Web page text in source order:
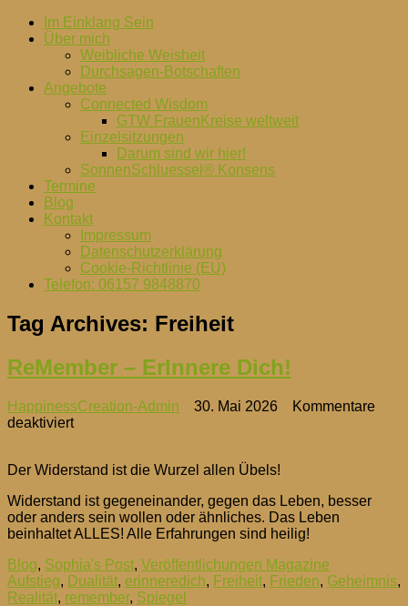
Im Einklang Sein
Über mich
Weibliche Weisheit
Durchsagen-Botschaften
Angebote
Connected Wisdom
GTW FrauenKreise weltweit
Einzelsitzungen
Darum sind wir hier!
SonnenSchluessel® Konsens
Termine
Blog
Kontakt
Impressum
Datenschutzerklärung
Cookie-Richtlinie (EU)
Telefon: 06157 9848870
Tag Archives: Freiheit
ReMember – ErInnere Dich!
HappinessCreation-Admin 30. Mai 2026
Kommentare
deaktiviertfür
ErInnere
Der Widerstand ist die Wurzel allen Übels!
Widerstand ist gegeneinander, gegen das Leben, besser
oder anders sein wollen oder ähnliches. Das Leben
beinhaltet ALLES! Alle Erfahrungen sind heilig!
Blog, Sophia's Post, Veröffentlichungen Magazine
Aufstieg, Dualität, erinneredich, Freiheit, Frieden, Geheimnis,
Realität, remember, Spiegel